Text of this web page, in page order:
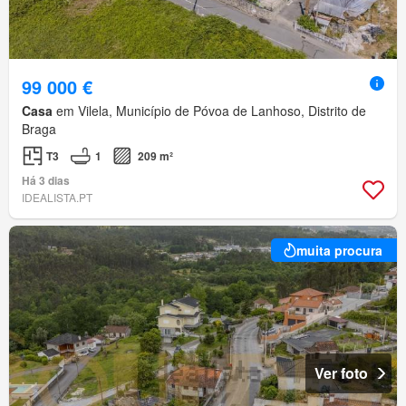
99 000 €
Casa em Vilela, Município de Póvoa de Lanhoso, Distrito de
Braga
T3 1
209 m²
Há 3 dias
IDEALISTA.PT
muita procura
Ver foto